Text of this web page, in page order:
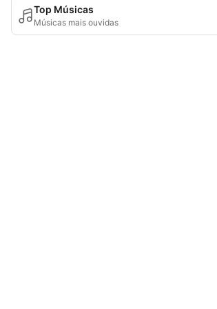
Top Músicas
Músicas mais ouvidas